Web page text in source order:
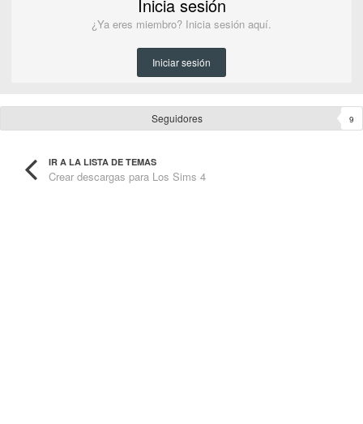
Inicia sesión
¿Ya eres miembro? Inicia sesión aquí.
Iniciar sesión
Seguidores 9
IR A LA LISTA DE TEMAS
Crear descargas para Los Sims 4